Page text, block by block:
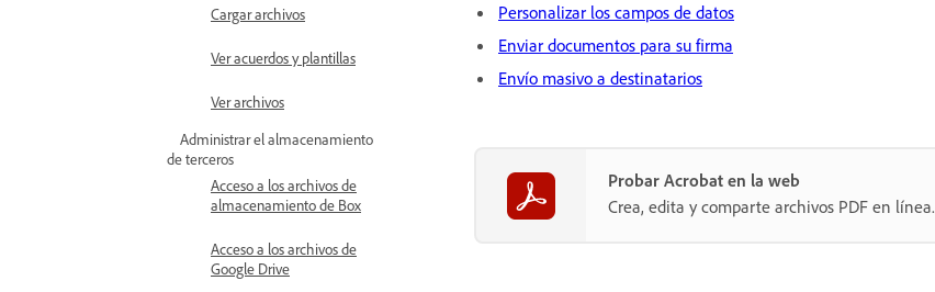
Cargar archivos
Ver acuerdos y plantillas
Ver archivos
Administrar el almacenamiento
de terceros
Acceso a los archivos de
almacenamiento de Box
Acceso a los archivos de
Google Drive
Personalizar los campos de datos
Enviar documentos para su firma
Envío masivo a destinatarios
Probar Acrobat en la web
Crea, edita y comparte archivos PDF en línea.